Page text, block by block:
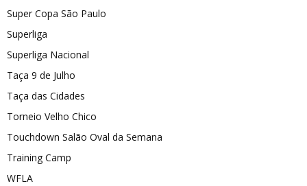
Super Copa São Paulo
Superliga
Superliga Nacional
Taça 9 de Julho
Taça das Cidades
Torneio Velho Chico
Touchdown Salão Oval da Semana
Training Camp
WFLA